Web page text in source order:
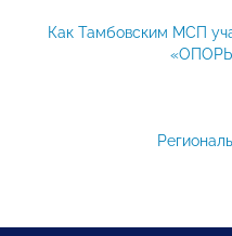
Как Тамбовским МСП